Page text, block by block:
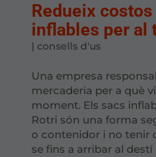
Redueix
inflables per al
| consells d'us
Una empresa
mercaderia per a què
moment. Els sacs
Rotri són una forma
o contenidor i no tenir
se fins a arribar al